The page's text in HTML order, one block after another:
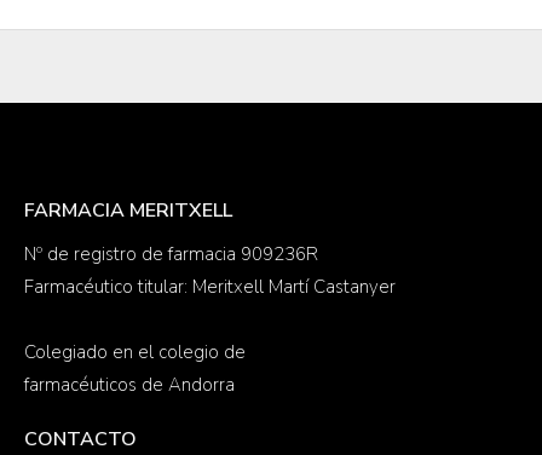
FARMACIA MERITXELL
Nº de registro de farmacia 909236R
Farmacéutico titular: Meritxell Martí Castanyer
Colegiado en el colegio de
farmacéuticos de Andorra
CONTACTO